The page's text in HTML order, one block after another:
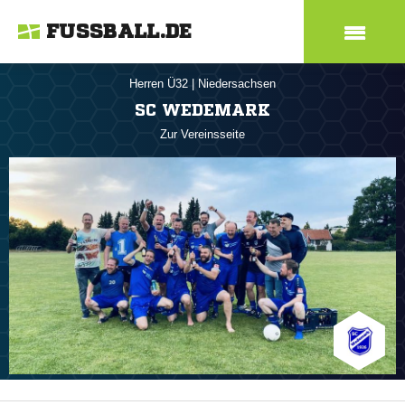
FUSSBALL.DE
Herren Ü32 Niedersachsen
SC WEDEMARK
Zur Vereinsseite